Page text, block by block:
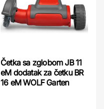
Četka sa zglobom JB 11
eM dodatak za četku BR
16 eM WOLF Garten